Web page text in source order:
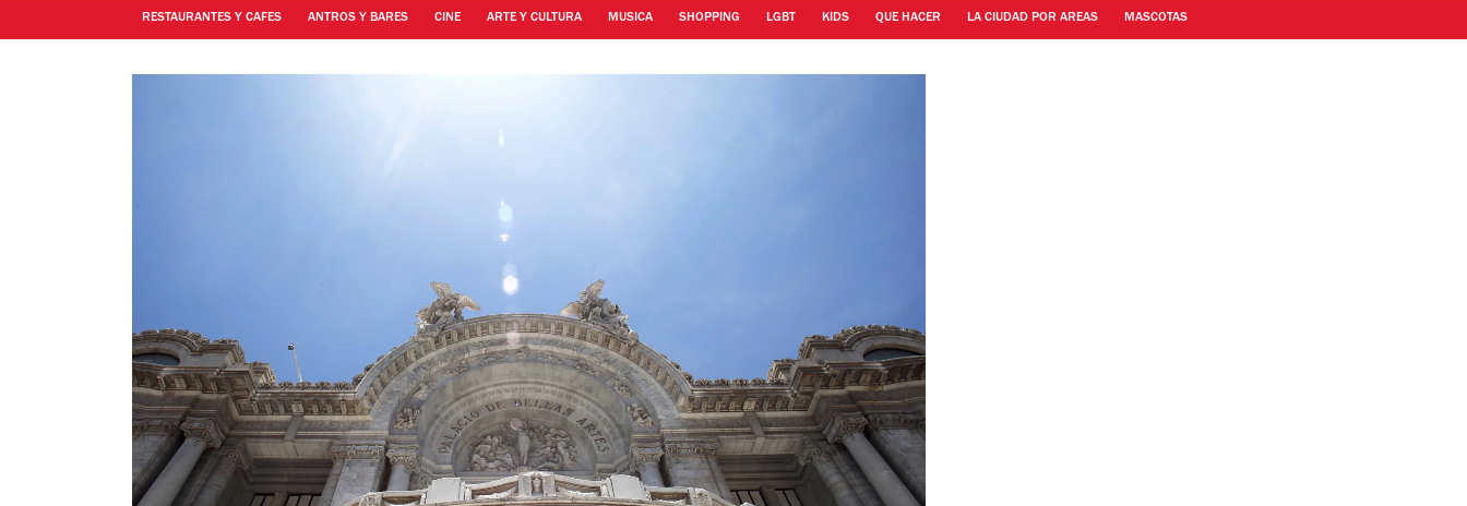
RESTAURANTES Y CAFES ANTROS Y BARES CINE ARTE Y CULTURA MUSICA SHOPPING LGBT KIDS QUE HACER LA CIUDAD POR AREAS MASCOTAS